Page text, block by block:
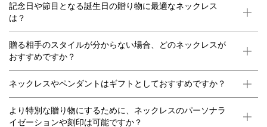
記念日や節目となる誕生日の贈り物に最適なネックレス
は？
贈る相手のスタイルが分からない場合、どのネックレスが
おすすめですか？
ネックレスやペンダントはギフトとしておすすめですか？
より特別な贈り物にするために、ネックレスのパーソナラ
イゼーションや刻印は可能ですか？